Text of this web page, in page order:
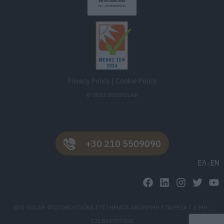
Cookie Policy
+30 210 5509090
ΕΛ EN